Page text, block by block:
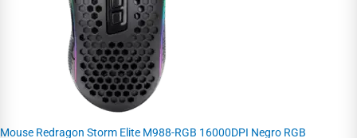
Mouse Redragon Storm Elite M988-RGB 16000DPI Negro RGB